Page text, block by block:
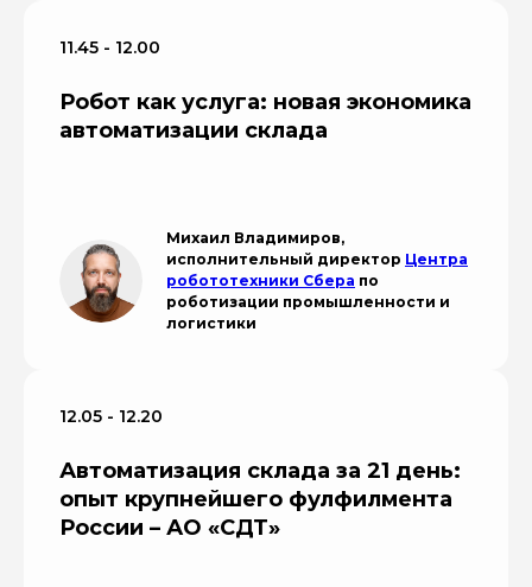
11.45 - 12.00
Робот как услуга: новая экономика
автоматизации склада
Михаил Владимиров,
исполнительный директор Центра
робототехники Сбера по
роботизации промышленности и
логистики
12.05 - 12.20
Автоматизация склада за 21 день:
опыт крупнейшего фулфилмента
России – АО «СДТ»